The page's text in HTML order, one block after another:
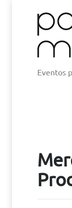
Eventos